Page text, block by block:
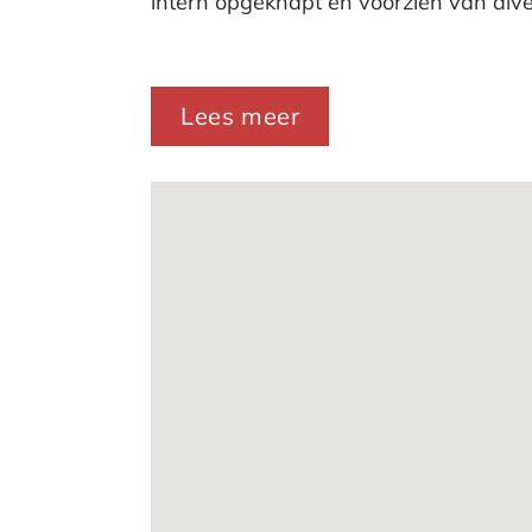
De Binckhorst is volop in
zijn. Tevens zijn er ook diverse
Bereikbaarheid
De bereikbaarheid met het
Haag HS en Voorburg, welke te
Lees meer